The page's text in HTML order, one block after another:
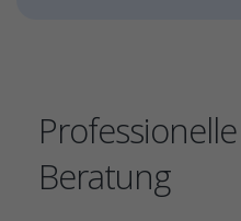
Beratung